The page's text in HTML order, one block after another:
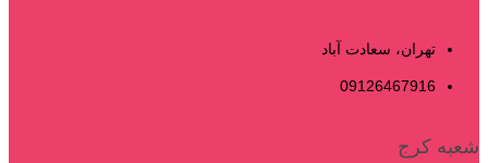
تهران، سعادت آباد
09126467916
شعبه کرج